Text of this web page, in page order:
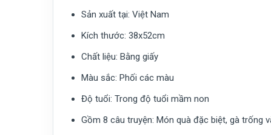
Sản xuất tại: Việt Nam
Kích thước: 38x52cm
Chất liệu: Bằng giấy
Màu sắc: Phối các màu
Độ tuổi: Trong độ tuổi mầm non
Gồm 8 câu truyện: Món quà đặc biệt, gà trống